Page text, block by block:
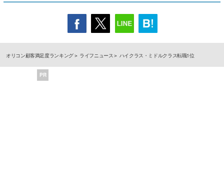
オリコン顧客満足度ランキング ライフニュース ハイクラス・ミドルクラス転職1位
PR